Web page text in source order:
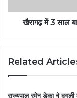
खैरागढ़ में 3 साल
Related
राज्यपाल रमेन डेका ने